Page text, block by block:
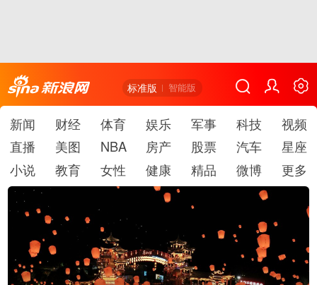
标准版 智能版
新闻 财经 体育 娱乐 军事 科技
视频
直播
美图 NBA 房产 股票 汽车
星座
小说
教育 女性 健康 精品 微博 更多